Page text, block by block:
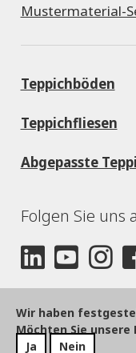
Mustermaterial-
Teppichböden
Teppichfliesen
Abgepasste
Folgen Sie uns
Wir haben
Möchten Sie unsere
Ja
Nein